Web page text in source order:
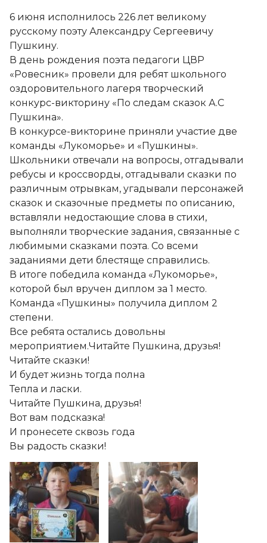
6 июня исполнилось 226 лет великому
русскому поэту Александру Сергеевичу
Пушкину.
В день рождения поэта педагоги ЦВР
«Ровесник» провели для ребят школьного
оздоровительного лагеря творческий
конкурс-викторину «По следам сказок А.С
Пушкина».
В конкурсе-викторине приняли участие две
команды «Лукоморье» и «Пушкины».
Школьники отвечали на вопросы, отгадывали
ребусы и кроссворды, отгадывали сказки по
различным отрывкам, угадывали персонажей
сказок и сказочные предметы по описанию,
вставляли недостающие слова в стихи,
выполняли творческие задания, связанные с
любимыми сказками поэта. Со всеми
заданиями дети блестяще справились.
В итоге победила команда «Лукоморье»,
которой был вручен диплом за 1 место.
Команда «Пушкины» получила диплом 2
степени.
Все ребята остались довольны
мероприятием.Читайте Пушкина, друзья!
Читайте сказки!
И будет жизнь тогда полна
Тепла и ласки.
Читайте Пушкина, друзья!
Вот вам подсказка!
И пронесете сквозь года
Вы радость сказки!